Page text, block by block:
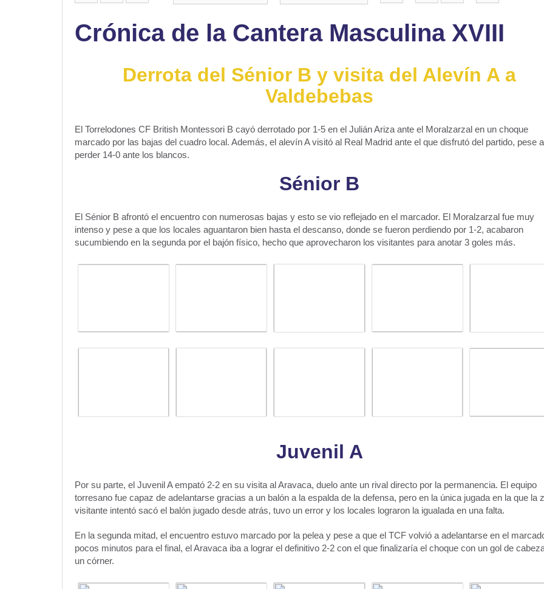
Crónica de la Cantera Masculina XVIII
Derrota del Sénior B y visita del Alevín A a
Valdebebas
El Torrelodones CF British Montessori B cayó derrotado por 1-5 en el Julián Ariza ante el Moralzarzal en un choque
marcado por las bajas del cuadro local. Además, el alevín A visitó al Real Madrid ante el que disfrutó del partido, pese a
perder 14-0 ante los blancos.
Sénior B
El Sénior B afrontó el encuentro con numerosas bajas y esto se vio reflejado en el marcador. El Moralzarzal fue muy
intenso y pese a que los locales aguantaron bien hasta el descanso, donde se fueron perdiendo por 1-2, acabaron
sucumbiendo en la segunda por el bajón físico, hecho que aprovecharon los visitantes para anotar 3 goles más.
Juvenil A
Por su parte, el Juvenil A empató 2-2 en su visita al Aravaca, duelo ante un rival directo por la permanencia. El equipo
torresano fue capaz de adelantarse gracias a un balón a la espalda de la defensa, pero en la única jugada en la que la
visitante intentó sacó el balón jugado desde atrás, tuvo un error y los locales lograron la igualada en una falta.
En la segunda mitad, el encuentro estuvo marcado por la pelea y pese a que el TCF volvió a adelantarse en el
pocos minutos para el final, el Aravaca iba a lograr el definitivo 2-2 con el que finalizaría el choque con un gol de
un córner.